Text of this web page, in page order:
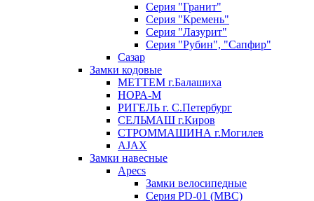
Серия "Гранит"
Серия "Кремень"
Серия "Лазурит"
Серия "Рубин", "Сапфир"
Сазар
Замки кодовые
МЕТТЕМ г.Балашиха
НОРА-М
РИГЕЛЬ г. С.Петербург
СЕЛЬМАШ г.Киров
СТРОММАШИНА г.Могилев
AJAX
Замки навесные
Apecs
Замки велосипедные
Серия PD-01 (МВС)